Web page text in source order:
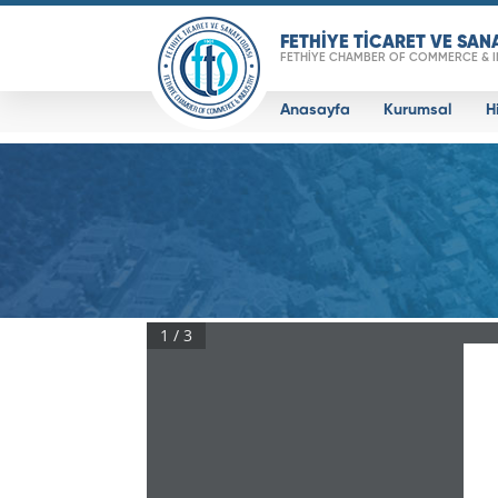
FETHİYE TİCARET VE
FETHİYE CHAMBER OF COMMERCE &
Anasayfa Kurumsal
Real 3D Flipbook has lightbox feature -
Click on a book cover to start reading.
1 / 3